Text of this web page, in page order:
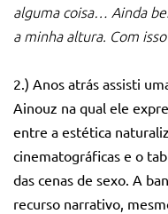
alguma coisa… Ainda
a minha altura. Com
2.) Anos atrás assisti
Ainouz na qual ele
entre a estética
cinematográficas e o
das cenas de sexo. A
recurso narrativo,